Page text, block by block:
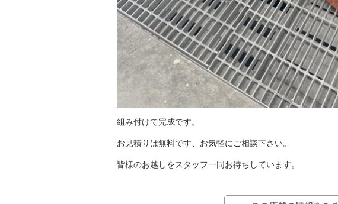
組み付けて完成です。
お見積りは無料です、お気軽にご相談下さい。
皆様のお越しをスタッフ一同お待ちしています。